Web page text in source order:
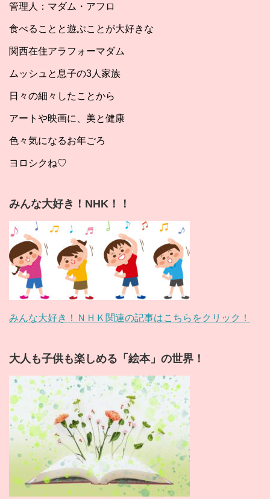
管理人：マダム・アフロ
食べることと遊ぶことが大好きな
関西在住アラフォーマダム
ムッシュと息子の3人家族
日々の細々したことから
アートや映画に、美と健康
色々気になるお年ごろ
ヨロシクね♡
みんな大好き！NHK！！
みんな大好き！ＮＨＫ関連の記事はこちらをクリック！
大人も子供も楽しめる「絵本」の世界！